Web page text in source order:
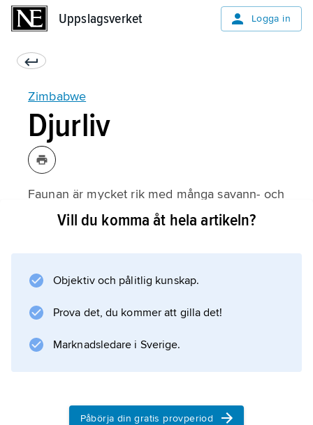
Uppslagsverket Logga in
Zimbabwe
Djurliv
Faunan är mycket rik med många savann- och
skogslevande arter. Det finns cirka 270 arter
Information om artikeln
Vill du komma åt hela artikeln?
Objektiv och pålitlig kunskap.
Prova det, du kommer att gilla det!
Marknadsledare i Sverige.
Påbörja din gratis provperiod